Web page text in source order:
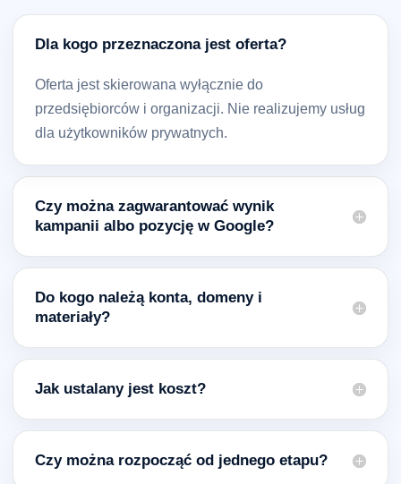
Dla kogo przeznaczona jest oferta?
Oferta jest skierowana wyłącznie do
przedsiębiorców i organizacji. Nie realizujemy usług
dla użytkowników prywatnych.
Czy można zagwarantować wynik
kampanii albo pozycję w Google?
Do kogo należą konta, domeny i
materiały?
Jak ustalany jest koszt?
Czy można rozpocząć od jednego etapu?